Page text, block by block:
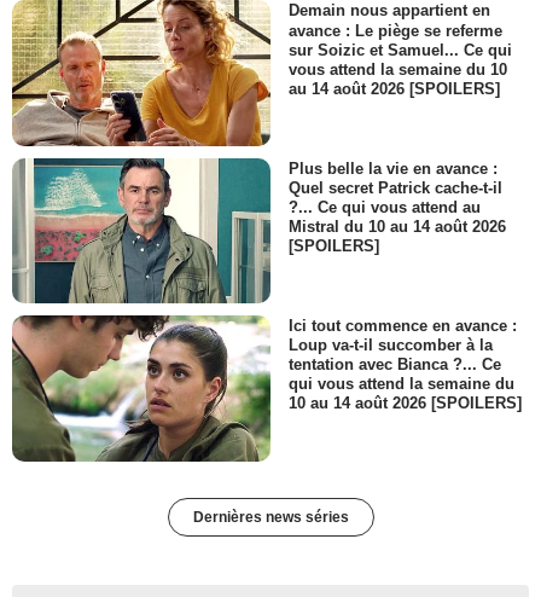
Demain nous appartient en
avance : Le piège se referme
sur Soizic et Samuel... Ce qui
vous attend la semaine du 10
au 14 août 2026 [SPOILERS]
Plus belle la vie en avance :
Quel secret Patrick cache-t-il
?... Ce qui vous attend au
Mistral du 10 au 14 août 2026
[SPOILERS]
Ici tout commence en avance :
Loup va-t-il succomber à la
tentation avec Bianca ?... Ce
qui vous attend la semaine du
10 au 14 août 2026 [SPOILERS]
Dernières news séries